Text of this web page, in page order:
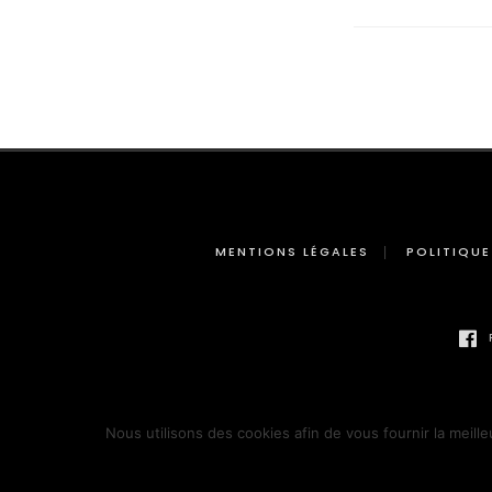
MENTIONS LÉGALES
Nous utilisons des cookies afin de vous fournir la